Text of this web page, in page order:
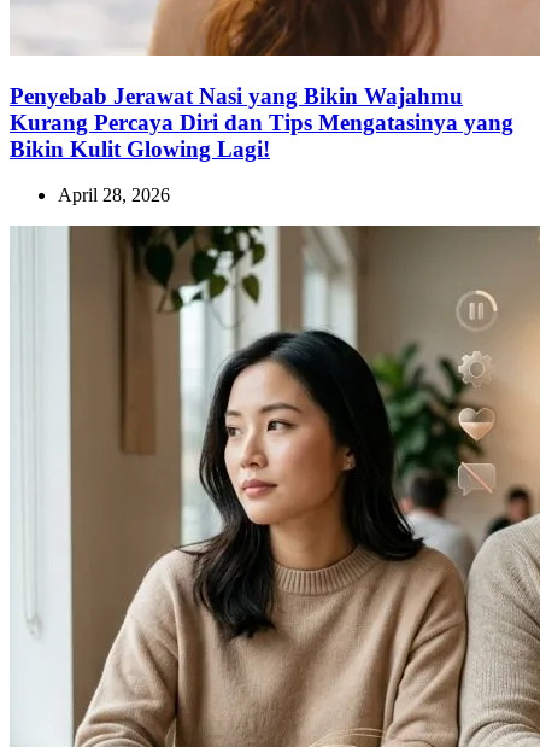
Penyebab Jerawat Nasi yang Bikin Wajahmu
Kurang Percaya Diri dan Tips Mengatasinya yang
Bikin Kulit Glowing Lagi!
April 28, 2026